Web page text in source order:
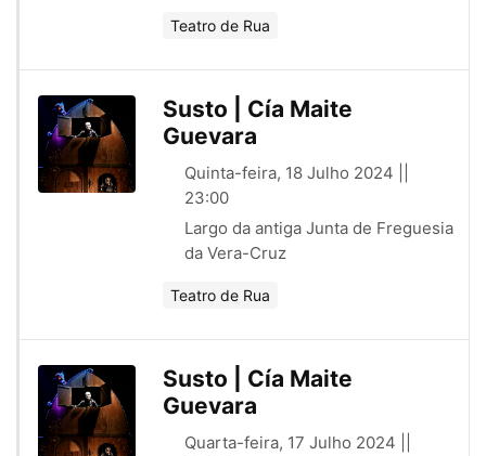
Teatro de Rua
Susto | Cía Maite
Guevara
Quinta-feira, 18 Julho 2024 ||
23:00
Largo da antiga Junta de Freguesia
da Vera-Cruz
Teatro de Rua
Susto | Cía Maite
Guevara
Quarta-feira, 17 Julho 2024 ||